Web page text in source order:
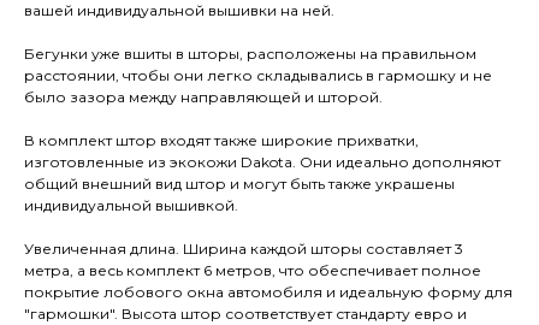
вашей индивидуальной вышивки на ней.
Бегунки уже вшиты в шторы, расположены на правильном
расстоянии, чтобы они легко складывались в гармошку и не
было зазора между направляющей и шторой.
В комплект штор входят также широкие прихватки,
изготовленные из экокожи Dakota. Они идеально дополняют
общий внешний вид штор и могут быть также украшены
индивидуальной вышивкой.
Увеличенная длина. Ширина каждой шторы составляет 3
метра, а весь комплект 6 метров, что обеспечивает полное
покрытие лобового окна автомобиля и идеальную форму для
"гармошки". Высота штор соответствует стандарту евро и